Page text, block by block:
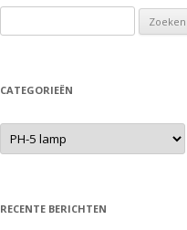
CATEGORIEËN
RECENTE BERICHTEN